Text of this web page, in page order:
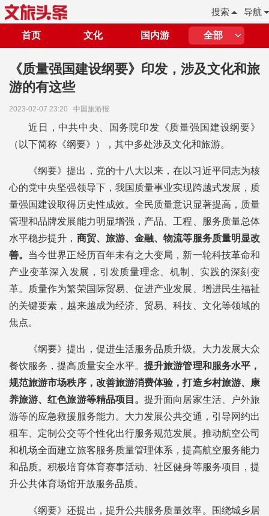
导航
搜索
首页 文化 国内游 全部
《质量强国建设纲要》印发，涉及文化和旅
游的有这些
2023-02-07 23:20 中国旅游报
近日，中共中央、国务院印发《质量强国建设纲要》
（以下简称《纲要》），其中多处涉及文化和旅游。
《纲要》提出，党的十八大以来，在以习近平同志为核
心的党中央坚强领导下，我国质量事业实现跨越式发展，质
量强国建设取得历史性成效。全民质量意识显著提高，质量
管理和品牌发展能力明显增强，产品、工程、服务质量总体
水平稳步提升， 商贸、旅游、金融、物流等服务质量明显改
善。 当今世界正经历百年未有之大变局，新一轮科技革命和
产业变革深入发展，引发质量理念、机制、实践的深刻变
革。质量作为繁荣国际贸易、促进产业发展、增进民生福祉
的关键要素，越来越成为经济、贸易、科技、文化等领域的
焦点。
《纲要》提出，促进生活服务品质升级。大力发展大众
餐饮服务，提高质量安全水平。提升旅游管理和服务水平，
规范旅游市场秩序，改善旅游消费体验，打造乡村旅游、康
养旅游、红色旅游等精品项目。提升面向居家生活、户外旅
游等的应急救援服务能力。大力发展公共交通，引导网约出
租车、定制公交等个性化出行服务规范发展。推动航空公司
和机场全面建立旅客服务质量管理体系，提高航空服务能力
和品质。积极培育体育赛事活动、社区健身等服务项目，提
升公共体育场馆开放服务品质。
《纲要》还提出，提升公共服务质量效率。围绕城乡居